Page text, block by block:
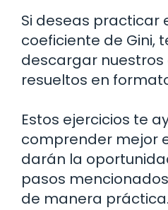
Si deseas practicar
coeficiente de Gini,
descargar nuestros
resueltos en
Estos ejercicios te
comprender mejor
darán la
pasos
de manera práctica.